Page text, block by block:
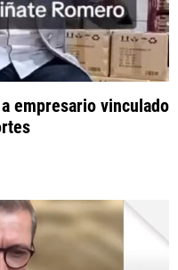
empresario vinculado